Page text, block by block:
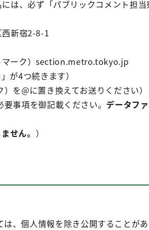
は、必ず「パブリックコメント担
新宿2-8-1
マーク）section.metro.tokyo.jp
が4つ続きます）
を@に置き換えてお送りください）
事項を御記載ください。 データフ
せん。 ）
、個人情報を除き公開することがあ